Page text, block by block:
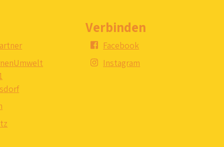
Verbinden
Facebook
Instagram